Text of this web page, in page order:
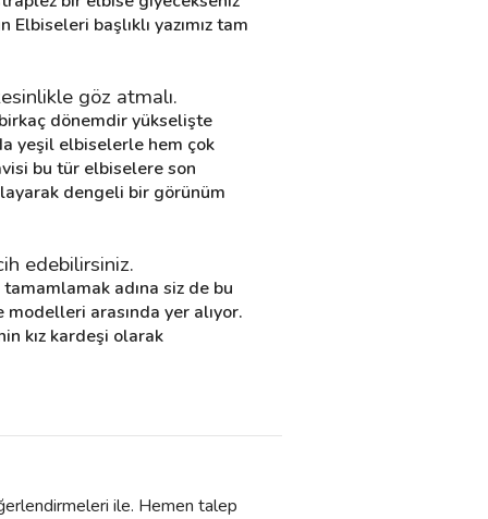
başlıklı yazımız tam
göz atmalı.
dönemdir yükselişte
yeşil elbiselerle hem çok
bu tür elbiselere son
dengeli bir görünüm
edebilirsiniz.
adına siz de bu
arasında yer alıyor.
kız kardeşi olarak
ile. Hemen talep